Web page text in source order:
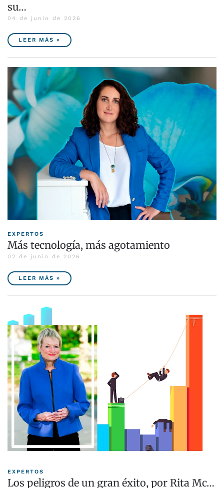
su…
04 de junio de 2026
LEER MÁS »
EXPERTOS
Más tecnología, más agotamiento
02 de junio de 2026
LEER MÁS »
EXPERTOS
Los peligros de un gran éxito, por Rita Mc…